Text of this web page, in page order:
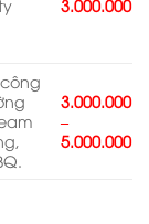
3.000.000
3.000.000
–
5.000.000